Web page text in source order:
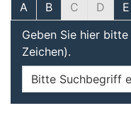
A
B C D E
Geben Sie hier
Zeichen).